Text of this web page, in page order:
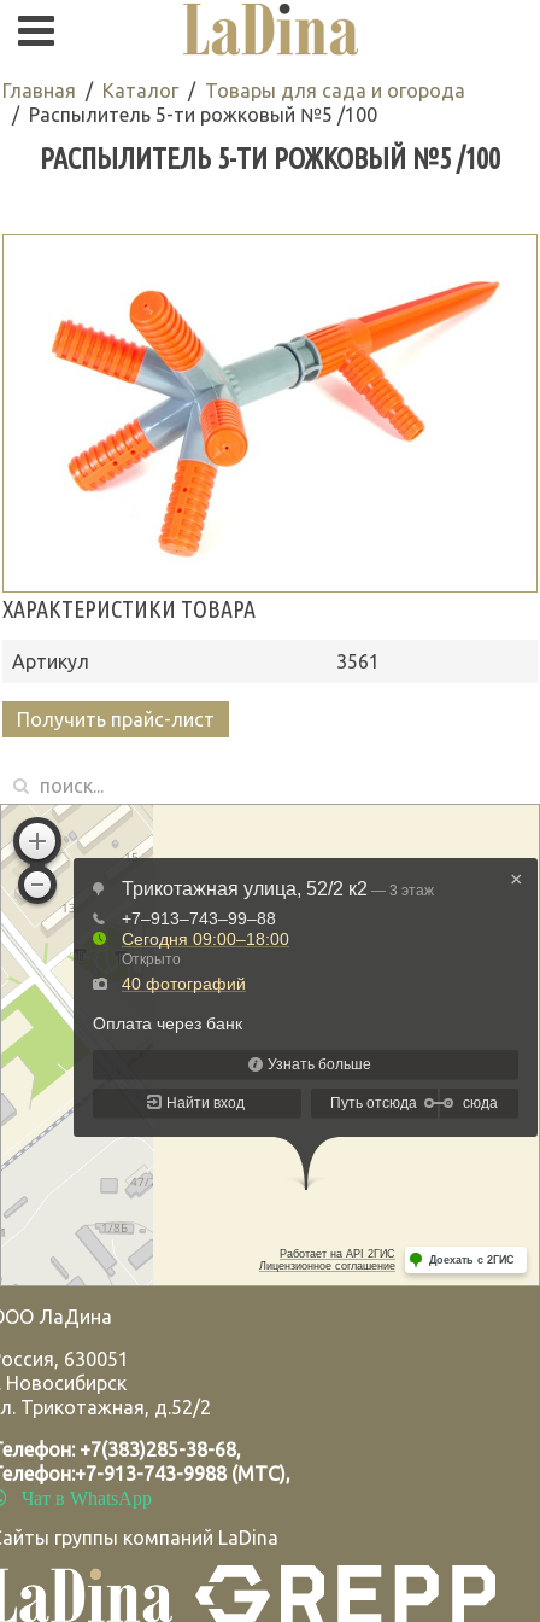
Главная Каталог
Товары для сада и огорода
Распылитель 5-ти рожковый №5 /100
РАСПЫЛИТЕЛЬ 5-ТИ РОЖКОВЫЙ №5 /100
ХАРАКТЕРИСТИКИ ТОВАРА
Артикул 3561
Получить прайс-лист
ЛаДина
, 630051
Новосибирск
Трикотажная, д.52/2
+7(383)285-38-68,
+7-913-743-9988 (МТС),
Чат в WhatsApp
группы компаний LaDina